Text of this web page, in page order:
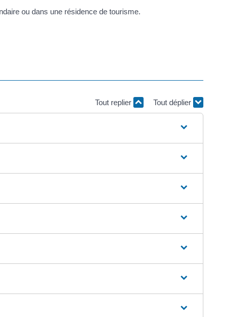
ou dans une résidence de tourisme.
Tout replier Tout déplier